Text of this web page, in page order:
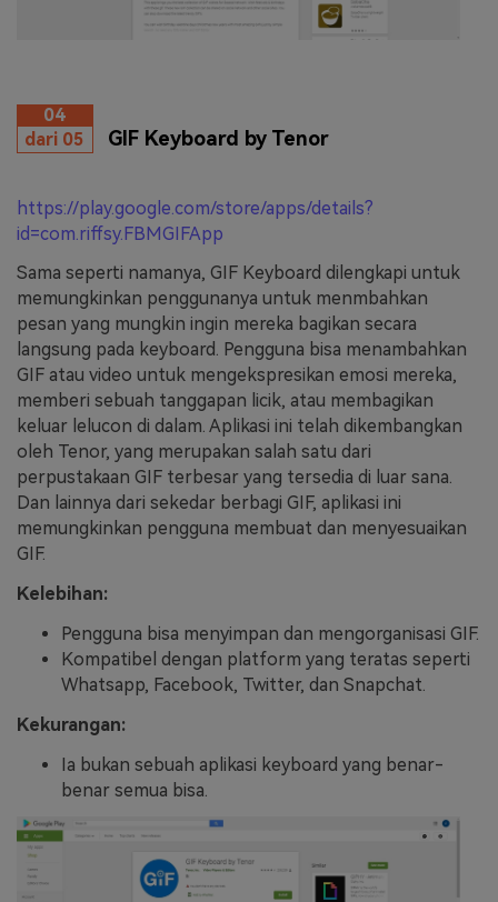
04
dari 05
GIF Keyboard by Tenor
https://play.google.com/store/apps/details?
id=com.riffsy.FBMGIFApp
Sama seperti namanya, GIF Keyboard dilengkapi untuk
memungkinkan penggunanya untuk menmbahkan
pesan yang mungkin ingin mereka bagikan secara
langsung pada keyboard. Pengguna bisa menambahkan
GIF atau video untuk mengekspresikan emosi mereka,
memberi sebuah tanggapan licik, atau membagikan
keluar lelucon di dalam. Aplikasi ini telah dikembangkan
oleh Tenor, yang merupakan salah satu dari
perpustakaan GIF terbesar yang tersedia di luar sana.
Dan lainnya dari sekedar berbagi GIF, aplikasi ini
memungkinkan pengguna membuat dan menyesuaikan
GIF.
Kelebihan:
Pengguna bisa menyimpan dan mengorganisasi GIF.
Kompatibel dengan platform yang teratas seperti
Whatsapp, Facebook, Twitter, dan Snapchat.
Kekurangan:
Ia bukan sebuah aplikasi keyboard yang benar-
benar semua bisa.